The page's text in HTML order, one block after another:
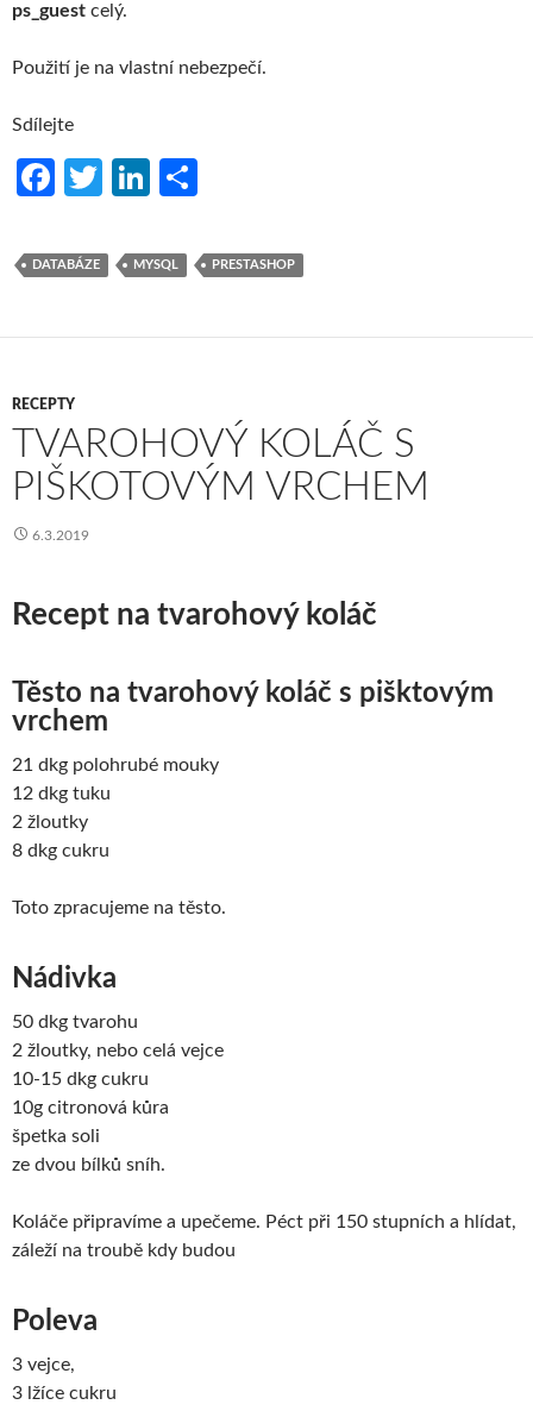
ps_guest celý.
Použití je na vlastní nebezpečí.
Sdílejte
Fa
b
o
T
itt
Li
ke
n
ar
DATABÁZE MYSQL PRESTASHOP
RECEPTY
TVAROHOVÝ KOLÁČ S
PIŠKOTOVÝM VRCHEM
6.3.2019
Recept na tvarohový koláč
Těsto na tvarohový koláč s pišktovým
vrchem
21 dkg polohrubé mouky
12 dkg tuku
2 žloutky
8 dkg cukru
Toto zpracujeme na těsto.
Nádivka
50 dkg tvarohu
2 žloutky, nebo celá vejce
10-15 dkg cukru
10g citronová kůra
špetka soli
ze dvou bílků sníh.
Koláče připravíme a upečeme. Péct při 150 stupních a hlídat,
záleží na troubě kdy budou
Poleva
3 vejce,
3 lžíce cukru